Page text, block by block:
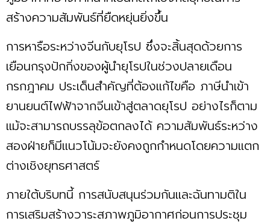
สร้างความสัมพันธ์ที่ยืดหยุ่นยิ่งขึ้น
การหารือระหว่างจีนกับยุโรป ซึ่งจะสิ้นสุดด้วยการ
เยือนกรุงปักกิ่งของผู้นำยุโรปในช่วงปลายเดือน
กรกฎาคม ประเด็นสำคัญที่ต้องแก้ไขคือ ภาษีนำเข้า
ยานยนต์ไฟฟ้าจากจีนเข้าสู่ตลาดยุโรป อย่างไรก็ตาม
แม้จะสามารถบรรลุข้อตกลงได้ ความสัมพันธ์ระหว่าง
สองฝ่ายก็มีแนวโน้มจะยังคงถูกกำหนดโดยความแตก
ต่างเชิงยุทธศาสตร์
ภายใต้บริบทนี้ การสนับสนุนร่วมกันและฉันทามติใน
การเสริมสร้างวาระสภาพภูมิอากาศก่อนการประชุม